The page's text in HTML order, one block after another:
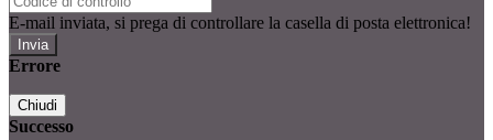
E-mail inviata, si prega di controllare la casella di posta elettronica!
Errore
Chiudi
Successo